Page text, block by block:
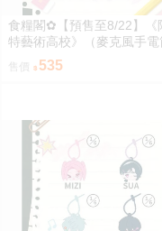
食糧閣✿【預售至8/22】《
特藝術高校》（麥克風手電
飾）異形舞臺／異形舞台／
特藝術高校／ALIENSTAGE
售價 535